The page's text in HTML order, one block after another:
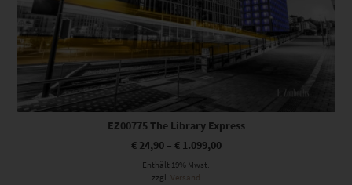
EZ00775 The Library Express
€24,90– €1.099,00
Enthält 19% Mwst.
zzgl.
Versand